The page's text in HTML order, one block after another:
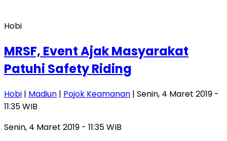
Hobi
MRSF, Event Ajak Masyarakat
Patuhi Safety Riding
Hobi | Madiun | Pojok Keamanan | Senin, 4 Maret 2019 -
11:35 WIB
Senin, 4 Maret 2019 - 11:35 WIB